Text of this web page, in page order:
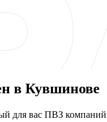
в Кувшинове
для вас ПВЗ